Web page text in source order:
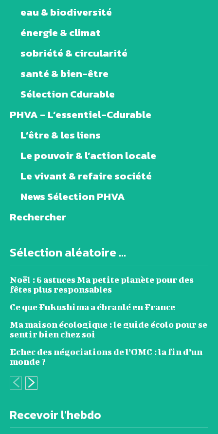
eau & biodiversité
énergie & climat
sobriété & circularité
santé & bien-être
Sélection Cdurable
PHVA – L’essentiel-Cdurable
L’être & les liens
Le pouvoir & l’action locale
Le vivant & refaire société
News Sélection PHVA
Rechercher
Sélection aléatoire ...
Noël : 6 astuces Ma petite planète pour des
fêtes plus responsables
Ce que Fukushima a ébranlé en France
Ma maison écologique : le guide écolo pour se
sentir bien chez soi
Echec des négociations de l’OMC : la fin d’un
monde ?
Recevoir l'hebdo